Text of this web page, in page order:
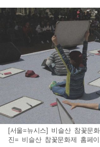
[서울=뉴시스] 비슬산 참꽃문
진= 비슬산 참꽃문화제 홈페